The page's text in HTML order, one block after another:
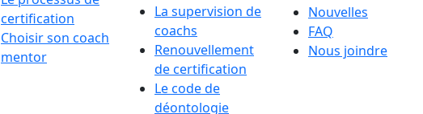
certification
Choisir son coach
mentor
La supervision de
coachs
Renouvellement
de certification
Le code de
déontologie
Nouvelles
FAQ
Nous joindre